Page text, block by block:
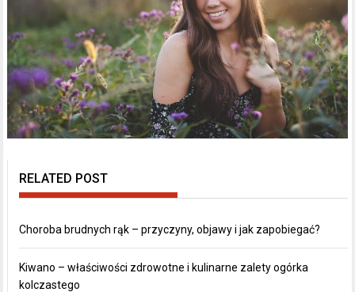
RELATED POST
Choroba brudnych rąk – przyczyny, objawy i jak zapobiegać?
Kiwano – właściwości zdrowotne i kulinarne zalety ogórka
kolczastego